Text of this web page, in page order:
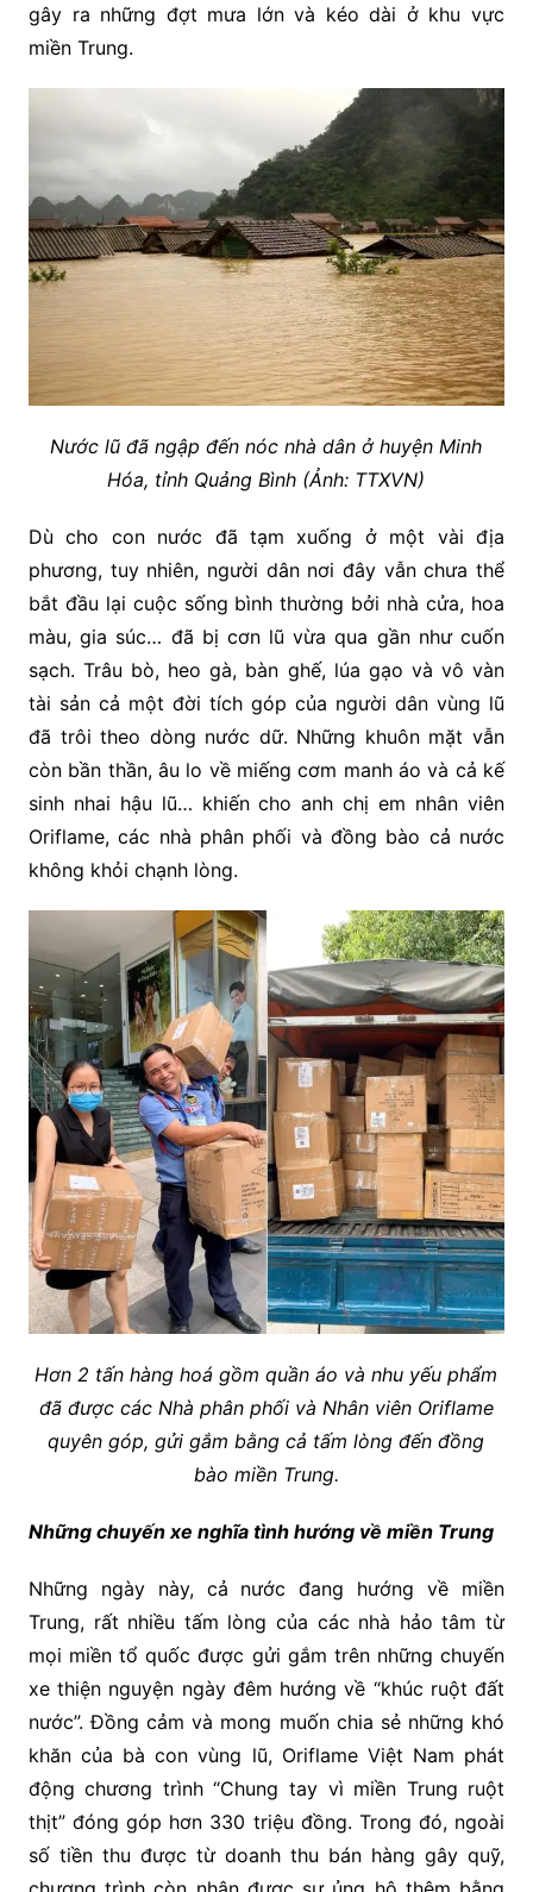
gây ra những đợt mưa lớn và kéo dài ở khu vực
miền Trung.
Nước lũ đã ngập đến nóc nhà dân ở huyện Minh
Hóa, tỉnh Quảng Bình (Ảnh: TTXVN)
Dù cho con nước đã tạm xuống ở một vài địa
phương, tuy nhiên, người dân nơi đây vẫn chưa thể
bắt đầu lại cuộc sống bình thường bởi nhà cửa, hoa
màu, gia súc… đã bị cơn lũ vừa qua gần như cuốn
sạch. Trâu bò, heo gà, bàn ghế, lúa gạo và vô vàn
tài sản cả một đời tích góp của người dân vùng lũ
đã trôi theo dòng nước dữ. Những khuôn mặt vẫn
còn bần thần, âu lo về miếng cơm manh áo và cả kế
sinh nhai hậu lũ… khiến cho anh chị em nhân viên
Oriflame, các nhà phân phối và đồng bào cả nước
không khỏi chạnh lòng.
Hơn 2 tấn hàng hoá gồm quần áo và nhu yếu phẩm
đã được các Nhà phân phối và Nhân viên Oriflame
quyên góp, gửi gắm bằng cả tấm lòng đến đồng
bào miền Trung.
Những chuyến xe nghĩa tình hướng về miền Trung
Những ngày này, cả nước đang hướng về miền
Trung, rất nhiều tấm lòng của các nhà hảo tâm từ
mọi miền tổ quốc được gửi gắm trên những chuyến
xe thiện nguyện ngày đêm hướng về “khúc ruột đất
nước”. Đồng cảm và mong muốn chia sẻ những khó
khăn của bà con vùng lũ, Oriflame Việt Nam phát
động chương trình “Chung tay vì miền Trung ruột
thịt” đóng góp hơn 330 triệu đồng. Trong đó, ngoài
số tiền thu được từ doanh thu bán hàng gây quỹ,